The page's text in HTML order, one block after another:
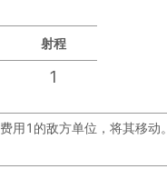
射程
1
用1的敌方单位，将其移动。